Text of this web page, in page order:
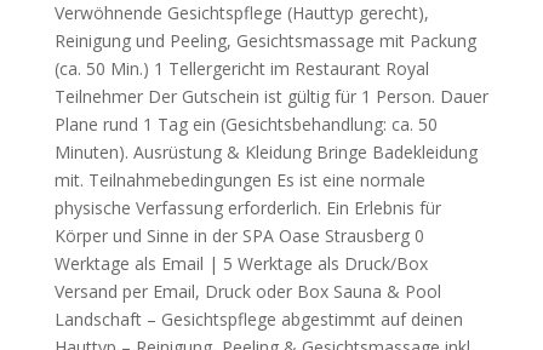
Verwöhnende Gesichtspflege (Hauttyp gerecht),
Reinigung und Peeling, Gesichtsmassage mit Packung
(ca. 50 Min.) 1 Tellergericht im Restaurant Royal
Teilnehmer Der Gutschein ist gültig für 1 Person. Dauer
Plane rund 1 Tag ein (Gesichtsbehandlung: ca. 50
Minuten). Ausrüstung & Kleidung Bringe Badekleidung
mit. Teilnahmebedingungen Es ist eine normale
physische Verfassung erforderlich. Ein Erlebnis für
Körper und Sinne in der SPA Oase Strausberg 0
Werktage als Email | 5 Werktage als Druck/Box
Versand per Email, Druck oder Box Sauna & Pool
Landschaft – Gesichtspflege abgestimmt auf deinen